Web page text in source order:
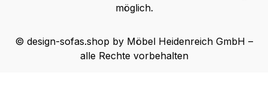
möglich.
© design-sofas.shop by Möbel Heidenreich GmbH –
alle Rechte vorbehalten